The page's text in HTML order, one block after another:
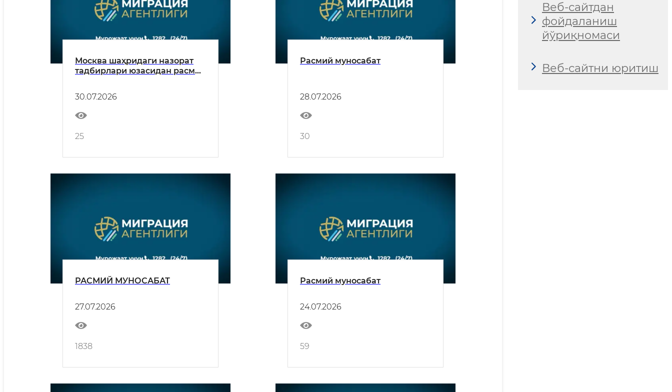
Москва шаҳридаги назорат
тадбирлари юзасидан расмий
30.07.2026
25
Расмий муносабат
28.07.2026
30
РАСМИЙ МУНОСАБАТ
27.07.2026
1838
Расмий муносабат
24.07.2026
59
Веб-сайтдан
фойдаланиш
йўриқномаси
Веб-сайтни юритиш